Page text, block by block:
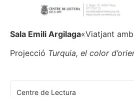
Sala Emili Argilaga«Viatjant
Projecció Turquia, el color
Centre de Lectura